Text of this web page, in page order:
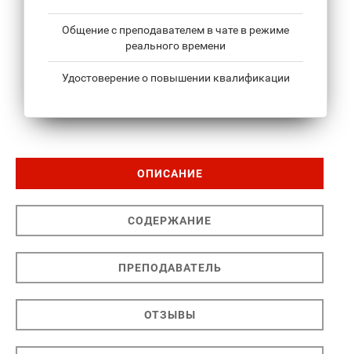
Общение с преподавателем в чате в режиме
реального времени
Удостоверение о повышении квалификации
ОПИСАНИЕ
СОДЕРЖАНИЕ
ПРЕПОДАВАТЕЛЬ
ОТЗЫВЫ